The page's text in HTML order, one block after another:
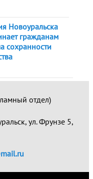
Новоуральска
гражданам
сохранности
отдел)
ул. Фрунзе 5,